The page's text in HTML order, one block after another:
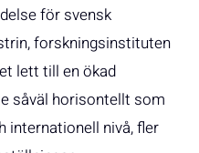
för svensk
forskningsinstituten
lett till en ökad
såväl horisontellt som
internationell nivå, fler